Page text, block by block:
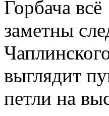
Горбача
заметны
выглядит
петли на